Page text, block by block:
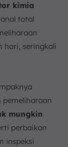
kimia
total
hari, seringkali
pemeliharaan
mungkin
perbaikan
inspeksi